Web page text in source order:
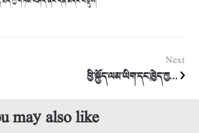
Next
ཕྱི་སྐྱོད་ལམ་ཡིག་དང་ཁྱེད་ཀྱ...
may also like